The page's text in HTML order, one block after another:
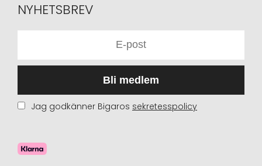
NYHETSBREV
Bli medlem
Jag godkänner Bigaros sekretesspolicy